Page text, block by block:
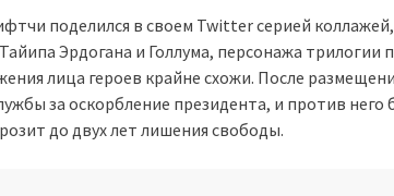
поделился в своем Twitter серией
Эрдогана и Голлума, персонажа трилогии
лица героев крайне схожи. После
за оскорбление президента, и против него
до двух лет лишения свободы.